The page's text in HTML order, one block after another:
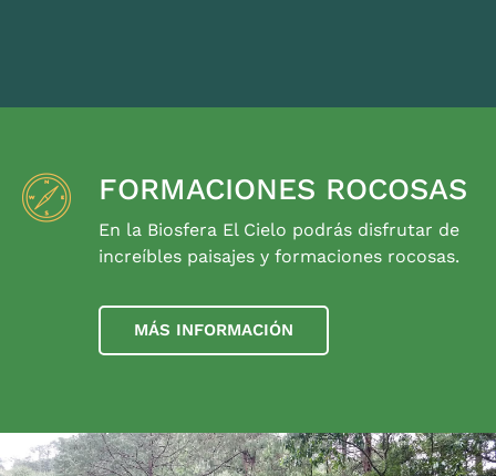
FORMACIONES ROCOSAS
En la Biosfera El Cielo podrás disfrutar de
increíbles paisajes y formaciones rocosas.
MÁS INFORMACIÓN